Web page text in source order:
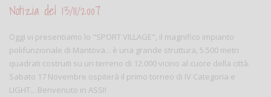
Notizia del 13/11/2007
Oggi vi presentiamo lo "SPORT VILLAGE", il magnifico impianto
polifunzionale di Mantova... è una grande struttura, 5.500 metri
quadrati costruiti su un terreno di 12.000 vicino al cuore della città.
Sabato 17 Novembre ospiterà il primo torneo di IV Categoria e
LIGHT... Benvenuto in ASSI!